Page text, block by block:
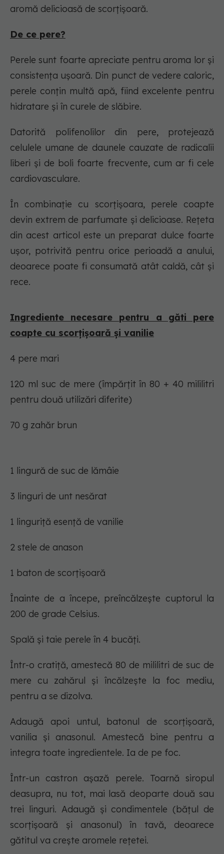
aromă delicioasă de scorțișoară.
De ce pere?
Perele sunt foarte apreciate pentru aroma lor și
consistența ușoară. Din punct de vedere caloric,
perele conțin multă apă, fiind excelente pentru
hidratare și în curele de slăbire.
Datorită polifenolilor din pere, protejează
celulele umane de daunele cauzate de radicalii
liberi și de boli foarte frecvente, cum ar fi cele
cardiovasculare.
În combinație cu scorțișoara, perele coapte
devin extrem de parfumate și delicioase. Rețeta
din acest articol este un preparat dulce foarte
ușor, potrivită pentru orice perioadă a anului,
deoarece poate fi consumată atât caldă, cât și
rece.
Ingrediente necesare pentru a găti pere
coapte cu scorțișoară și vanilie
4 pere mari
120 ml suc de mere (împărțit în 80 + 40 mililitri
pentru două utilizări diferite)
70 g zahăr brun
1 lingură de suc de lămâie
3 linguri de unt nesărat
1 linguriță esență de vanilie
2 stele de anason
1 baton de scorțișoară
Înainte de a începe, preîncălzește cuptorul la
200 de grade Celsius.
Spală și taie perele în 4 bucăți.
Într-o cratiță, amestecă 80 de mililitri de suc de
mere cu zahărul și încălzește la foc mediu,
pentru a se dizolva.
Adaugă apoi untul, batonul de scorțișoară,
vanilia și anasonul. Amestecă bine pentru a
integra toate ingredientele. Ia de pe foc.
Într-un castron așază perele. Toarnă siropul
deasupra, nu tot, mai lasă deoparte două sau
trei linguri. Adaugă și condimentele (bățul de
scorțișoară și anasonul) în tavă, deoarece
gătitul va crește aromele rețetei.